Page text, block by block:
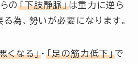
の「下肢静脈」は重力に逆ら
為、勢いが必要になります。
くなる」・ 「足の筋力低下」で